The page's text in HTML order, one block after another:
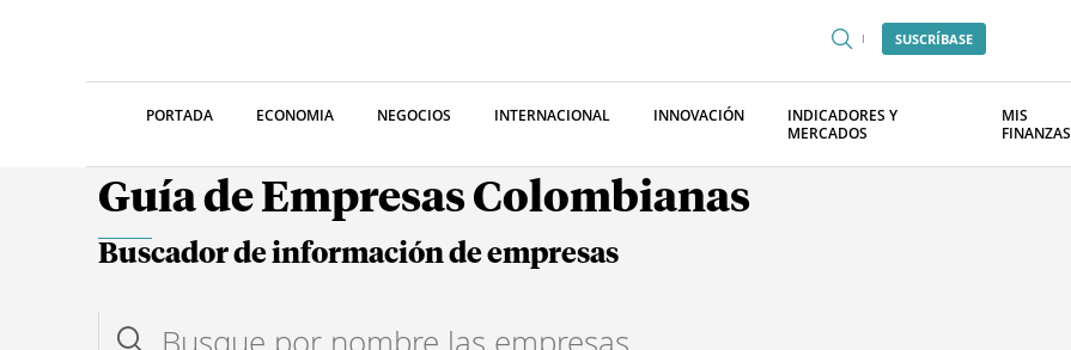
SUSCRÍBASE
PORTADA ECONOMIA NEGOCIOS INTERNACIONAL INNOVACIÓN
INDICADORES Y
MERCADOS
MIS
FINANZAS
Guía de Empresas Colombianas
Buscador de información de empresas